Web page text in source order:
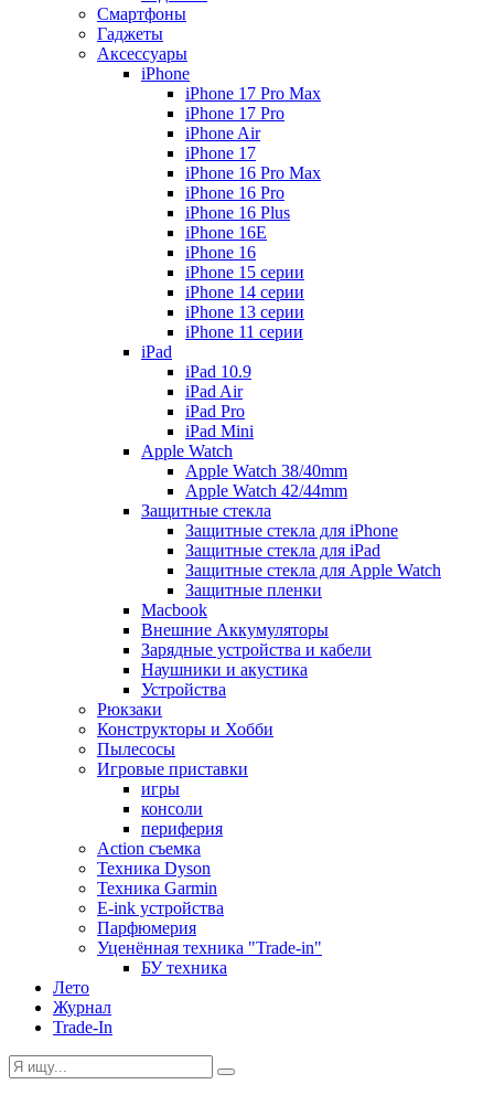
Смартфоны
Гаджеты
Аксессуары
iPhone
iPhone 17 Pro Max
iPhone 17 Pro
iPhone Air
iPhone 17
iPhone 16 Pro Max
iPhone 16 Pro
iPhone 16 Plus
iPhone 16E
iPhone 16
iPhone 15 серии
iPhone 14 серии
iPhone 13 серии
iPhone 11 серии
iPad
iPad 10.9
iPad Air
iPad Pro
iPad Mini
Apple Watch
Apple Watch 38/40mm
Apple Watch 42/44mm
Защитные стекла
Защитные стекла для iPhone
Защитные стекла для iPad
Защитные стекла для Apple Watch
Защитные пленки
Macbook
Внешние Аккумуляторы
Зарядные устройства и кабели
Наушники и акустика
Устройства
Рюкзаки
Конструкторы и Хобби
Пылесосы
Игровые приставки
игры
консоли
периферия
Action съемка
Техника Dyson
Техника Garmin
E-ink устройства
Парфюмерия
Уценённая техника "Trade-in"
БУ техника
Лето
Журнал
Trade-In